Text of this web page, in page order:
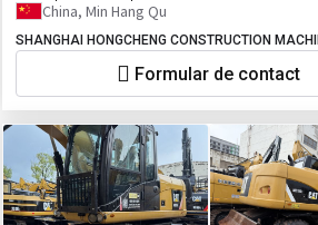
China, Min Hang Qu
SHANGHAI HONGCHENG CONSTRUCTION
Formular de contact